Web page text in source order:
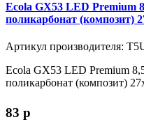
Ecola GX53 LED Premium
поликарбонат (композит)
Артикул производителя:
Ecola GX53 LED Premium
поликарбонат (композит)
83 p